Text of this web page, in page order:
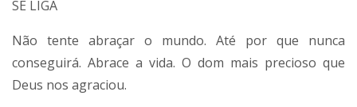
SE LIGA
Não tente abraçar o mundo. Até por que nunca
conseguirá. Abrace a vida. O dom mais precioso que
Deus nos agraciou.